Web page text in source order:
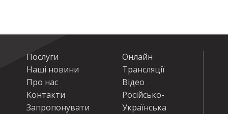
Послуги
Наші новини
Про нас
Контакти
Запропонувати
Онлайн
Трансляції
Відео
Російсько-
Українська